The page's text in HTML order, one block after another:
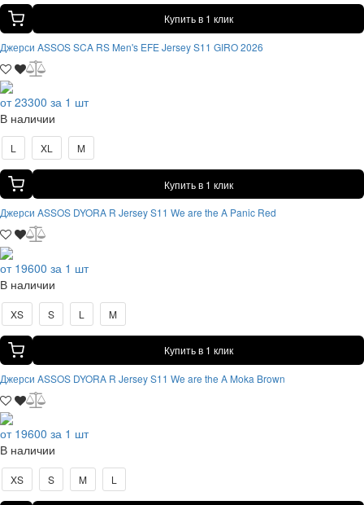
Купить в 1 клик
Джерси ASSOS SCA RS Men's EFE Jersey S11 GIRO 2026
от 23300 за 1 шт
В наличии
L XL M
Купить в 1 клик
Джерси ASSOS DYORA R Jersey S11 We are the A Panic Red
от 19600 за 1 шт
В наличии
XS S L M
Купить в 1 клик
Джерси ASSOS DYORA R Jersey S11 We are the A Moka Brown
от 19600 за 1 шт
В наличии
XS S M L